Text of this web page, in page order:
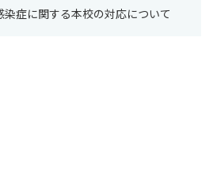
症に関する本校の対応について